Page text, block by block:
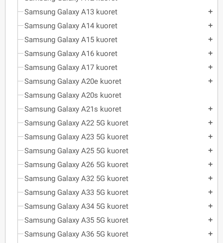
Samsung Galaxy A13 kuoret add
Samsung Galaxy A14 kuoret add
Samsung Galaxy A15 kuoret add
Samsung Galaxy A16 kuoret add
Samsung Galaxy A17 kuoret add
Samsung Galaxy A20e kuoret add
Samsung Galaxy A20s kuoret
Samsung Galaxy A21s kuoret
add
Samsung Galaxy A22 5G kuoret add
Samsung Galaxy A23 5G kuoret add
Samsung Galaxy A25 5G kuoret add
Samsung Galaxy A26 5G kuoret add
Samsung Galaxy A32 5G kuoret add
Samsung Galaxy A33 5G kuoret add
Samsung Galaxy A34 5G kuoret add
Samsung Galaxy A35 5G kuoret add
Samsung Galaxy A36 5G kuoret add